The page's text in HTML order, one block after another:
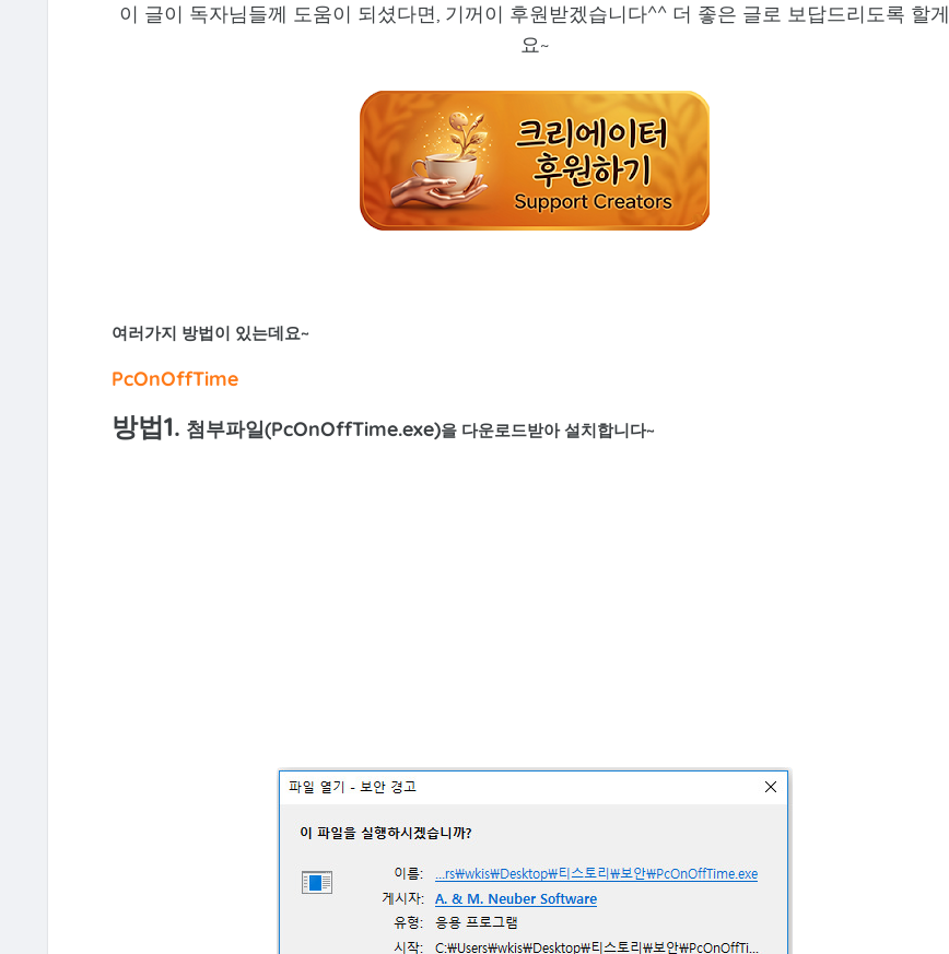
이 글이 독자님들께 도움이 되셨다면, 기꺼이 후원받겠습니다^^ 더 좋은 글로 보답드리도록 할게
요~
여러가지 방법이 있는데요~
PcOnOffTime
방법1. 첨부파일(PcOnOffTime.exe)을 다운로드받아 설치합니다~